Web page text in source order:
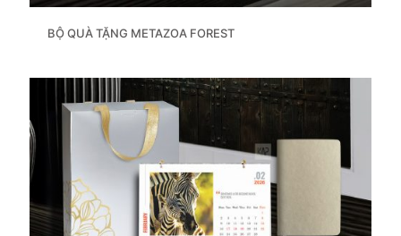
BỘ QUÀ TẶNG METAZOA FOREST